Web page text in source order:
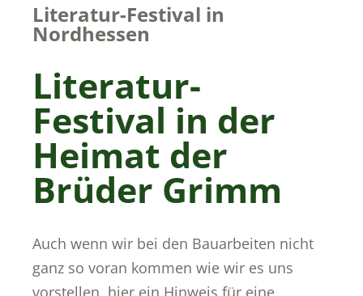
Literatur-Festival in
Nordhessen
Literatur-
Festival in der
Heimat der
Brüder Grimm
Auch wenn wir bei den Bauarbeiten nicht
ganz so voran kommen wie wir es uns
vorstellen, hier ein Hinweis für eine